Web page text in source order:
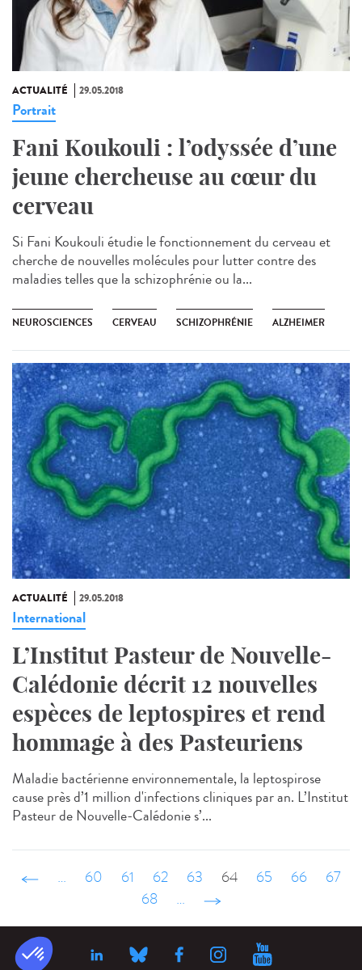
ACTUALITÉ 29.05.2018
Portrait
Fani Koukouli : l’odyssée d’une
jeune chercheuse au cœur du
cerveau
Si Fani Koukouli étudie le fonctionnement du cerveau et
cherche de nouvelles molécules pour lutter contre des
maladies telles que la schizophrénie ou la...
NEUROSCIENCES CERVEAU SCHIZOPHRÉNIE ALZHEIMER
ACTUALITÉ 29.05.2018
International
L’Institut Pasteur de Nouvelle-
Calédonie décrit 12 nouvelles
espèces de leptospires et rend
hommage à des Pasteuriens
Maladie bactérienne environnementale, la leptospirose
cause près d’1 million d'infections cliniques par an. L’Institut
Pasteur de Nouvelle-Calédonie s’...
‹ précédent
… 60 61 62 63 64 65 66
67
68
… suivant ›